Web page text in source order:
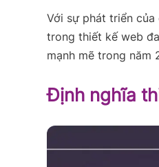
Với sự phát triển
trong thiết kế web
mạnh mẽ trong năm
Định nghĩa